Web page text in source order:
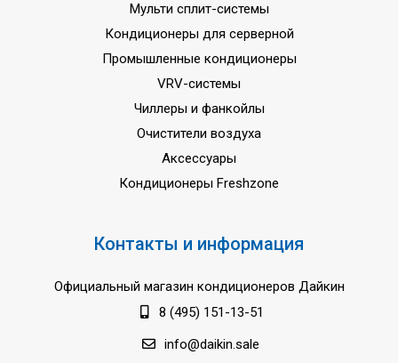
Мульти сплит-системы
Кондиционеры для серверной
Промышленные кондиционеры
VRV-системы
Чиллеры и фанкойлы
Очистители воздуха
Аксессуары
Кондиционеры Freshzone
Контакты и информация
Официальный магазин кондиционеров Дайкин
8 (495) 151-13-51
info@daikin.sale